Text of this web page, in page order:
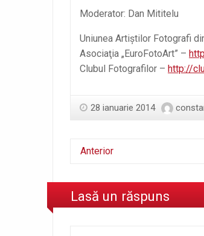
Moderator: Dan Mititelu
Uniunea Artiştilor Fotografi
Asociaţia „EuroFotoArt” –
Clubul Fotografilor – http://
28 ianuarie 2014
Anterior
Lasă un răspuns